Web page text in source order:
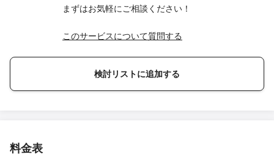
まずはお気軽にご相談ください！
このサービスについて質問する
検討リストに追加する
料金表